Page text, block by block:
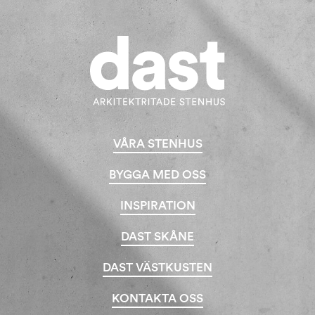
VÅRA STENHUS
BYGGA MED OSS
INSPIRATION
DAST SKÅNE
DAST VÄSTKUSTEN
KONTAKTA OSS